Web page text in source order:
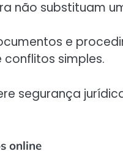
não substituam
e
simples.
segurança
online